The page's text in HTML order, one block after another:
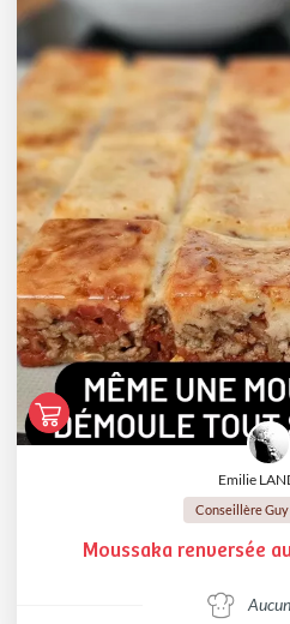
Emilie
Conseillère
Moussaka renversée